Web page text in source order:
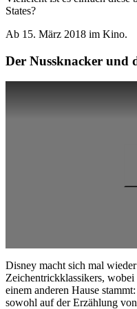
States?
Ab 15. März 2018 im Kino.
Der Nussknacker und
Disney macht sich mal
Zeichentrickklassikers,
einem anderen Hause
sowohl auf der Erzählung